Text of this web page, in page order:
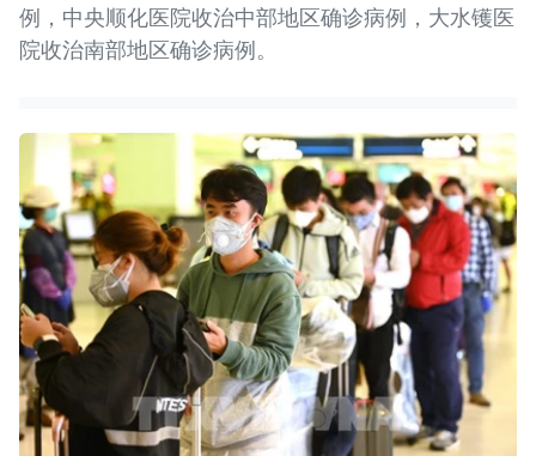
例，中央顺化医院收治中部地区确诊病例，大水镬医
院收治南部地区确诊病例。